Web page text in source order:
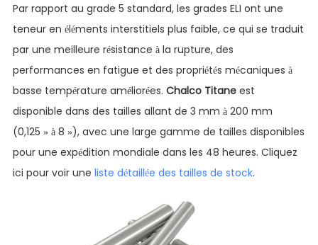
Par rapport au grade 5 standard, les grades ELI ont une
teneur en éléments interstitiels plus faible, ce qui se traduit
par une meilleure résistance à la rupture, des
performances en fatigue et des propriétés mécaniques à
basse température améliorées. Chalco Titaneest
disponible dans des tailles allant de 3 mm à 200 mm
(0,125 » à 8 »), avec une large gamme de tailles disponibles
pour une expédition mondiale dans les 48 heures. Cliquez
ici pour voir une liste détaillée des tailles de stock.